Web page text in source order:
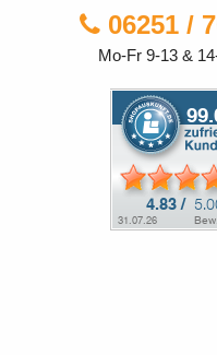
06251 /
Mo-Fr 9-13 &